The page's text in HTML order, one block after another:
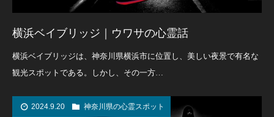
横浜ベイブリッジ｜ウワサの心霊話
横浜ベイブリッジは、神奈川県横浜市に位置し、美しい夜景で有名な
観光スポットである。しかし、その一方…
2024.9.20 神奈川県の心霊スポット